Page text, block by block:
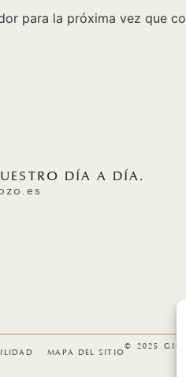
para la próxima vez que
DÍA A DÍA.
MAPA DEL SITIO
© 2025